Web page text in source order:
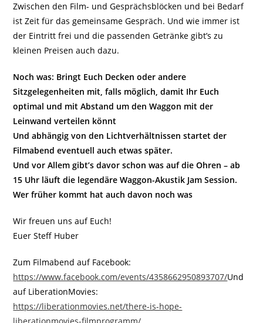
Zwischen den Film- und Gesprächsblöcken und bei Bedarf
ist Zeit für das gemeinsame Gespräch. Und wie immer ist
der Eintritt frei und die passenden Getränke gibt’s zu
kleinen Preisen auch dazu.
Noch was: Bringt Euch Decken oder andere
Sitzgelegenheiten mit, falls möglich, damit Ihr Euch
optimal und mit Abstand um den Waggon mit der
Leinwand verteilen könnt
Und abhängig von den Lichtverhältnissen startet der
Filmabend eventuell auch etwas später.
Und vor Allem gibt’s davor schon was auf die Ohren – ab
15 Uhr läuft die legendäre Waggon-Akustik Jam Session.
Wer früher kommt hat auch davon noch was
Wir freuen uns auf Euch!
Euer Steff Huber
Zum Filmabend auf Facebook:
https://www.facebook.com/events/4358662950893707/Und
auf LiberationMovies:
https://liberationmovies.net/there-is-hope-